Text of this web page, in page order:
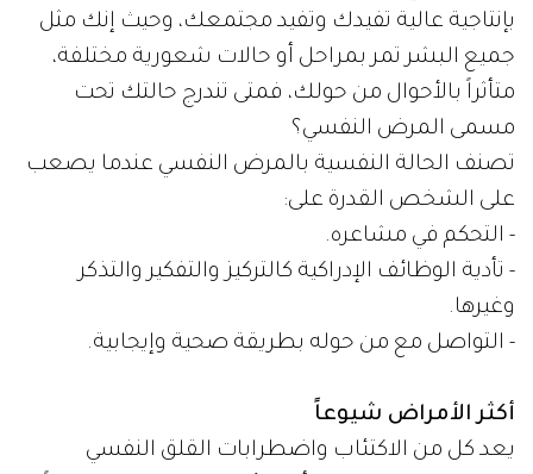
بإنتاجية عالية تفيدك وتفيد مجتمعك، وحيث إنك مثل
جميع البشر تمر بمراحل أو حالات شعورية مختلفة،
متأثراً بالأحوال من حولك، فمتى تندرج حالتك تحت
مسمى المرض النفسي؟
تصنف الحالة النفسية بالمرض النفسي عندما يصعب
على الشخص القدرة على:
- التحكم في مشاعره.
- تأدية الوظائف الإدراكية كالتركيز والتفكير والتذكر
وغيرها.
- التواصل مع من حوله بطريقة صحية وإيجابية.
أكثر الأمراض شيوعاً
يعد كل من الاكتئاب واضطرابات القلق النفسي